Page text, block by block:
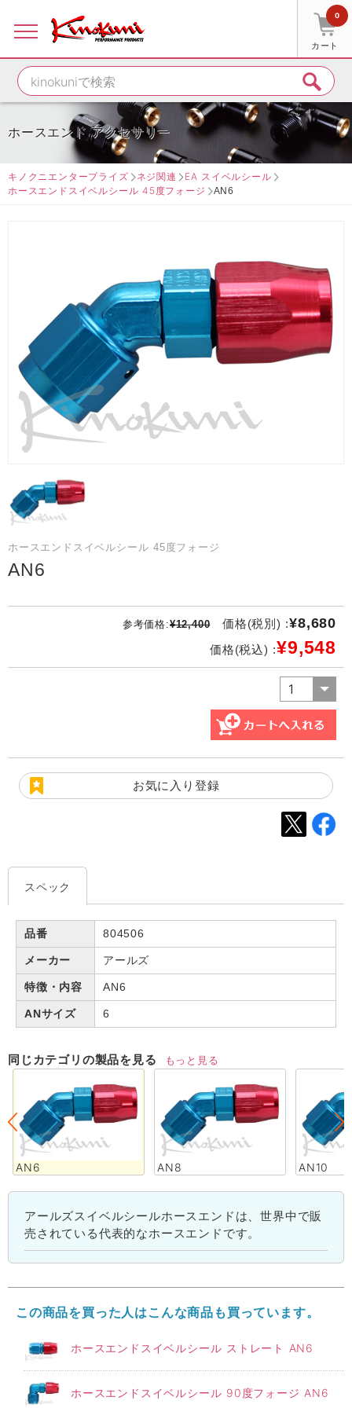
カート
0
ホースエンド アクセサリー
キノクニエンタープライズ ネジ関連
EA スイベルシール
ホースエンドスイベルシール 45度フォージ
AN6
ホースエンドスイベルシール 45度フォージ
AN6
参考価格:¥12,400 価格(税別) :¥8,680
価格(税込) :¥9,548
お気に入り登録
スペック
品番 804506
メーカー アールズ
特徴・内容 AN6
ANサイズ 6
同じカテゴリの製品を見る もっと見る
AN6 AN8 AN10
アールズスイベルシールホースエンドは、世界中で販
売されている代表的なホースエンドです。
この商品を買った人はこんな商品も買っています。
ホースエンドスイベルシール ストレート AN6
ホースエンドスイベルシール 90度フォージ AN6